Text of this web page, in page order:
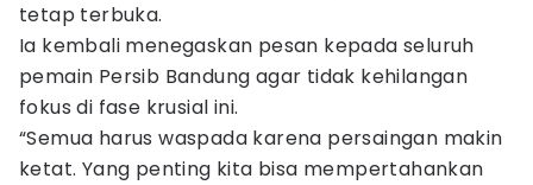
tetap terbuka.
Ia kembali menegaskan pesan kepada seluruh
pemain Persib Bandung agar tidak kehilangan
fokus di fase krusial ini.
“Semua harus waspada karena persaingan makin
ketat. Yang penting kita bisa mempertahankan